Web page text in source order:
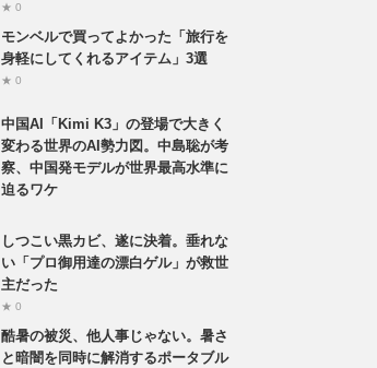
★ 0
モンベルで買ってよかった「旅行を
身軽にしてくれるアイテム」3選
★ 0
中国AI「Kimi K3」の登場で大きく
変わる世界のAI勢力図。中島聡が考
察、中国発モデルが世界最高水準に
迫るワケ
しつこい黒カビ、遂に決着。垂れな
い「プロ御用達の漂白ゲル」が救世
主だった
★ 0
酷暑の被災、他人事じゃない。暑さ
と暗闇を同時に解消するポータブル